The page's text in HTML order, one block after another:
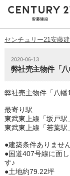
センチュリー21安藤
2020-06-13
弊社売主物件「
弊社売主物件「八幡
最寄り駅
東武東上線「坂戸駅
東武東上線「若葉
●建築条件ありませ
●国道407号線に面
す♪
●土地約79.22坪